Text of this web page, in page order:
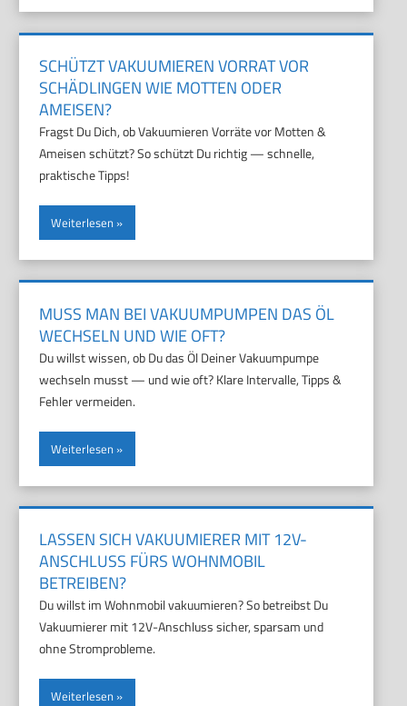
SCHÜTZT VAKUUMIEREN VORRAT VOR
SCHÄDLINGEN WIE MOTTEN ODER
AMEISEN?
Fragst Du Dich, ob Vakuumieren Vorräte vor Motten &
Ameisen schützt? So schützt Du richtig — schnelle,
praktische Tipps!
Weiterlesen
MUSS MAN BEI VAKUUMPUMPEN DAS ÖL
WECHSELN UND WIE OFT?
Du willst wissen, ob Du das Öl Deiner Vakuumpumpe
wechseln musst — und wie oft? Klare Intervalle, Tipps &
Fehler vermeiden.
Weiterlesen
LASSEN SICH VAKUUMIERER MIT 12V-
ANSCHLUSS FÜRS WOHNMOBIL
BETREIBEN?
Du willst im Wohnmobil vakuumieren? So betreibst Du
Vakuumierer mit 12V-Anschluss sicher, sparsam und
ohne Stromprobleme.
Weiterlesen